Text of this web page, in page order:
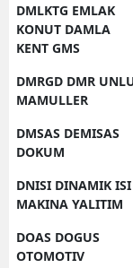
DMLKTG EMLAK
KONUT DAMLA
KENT GMS
DMRGD DMR
MAMULLER
DMSAS DEMISAS
DOKUM
DNISI DINAMIK ISI
MAKINA YALITIM
DOAS DOGUS
OTOMOTIV